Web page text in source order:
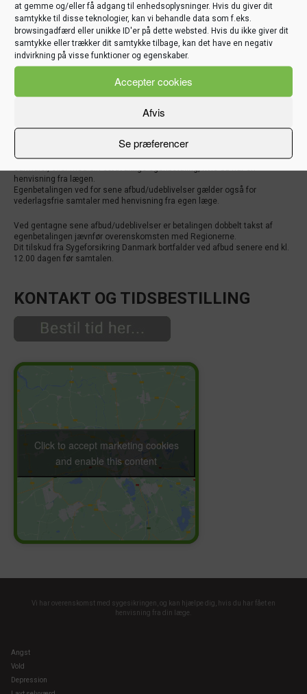
at gemme og/eller få adgang til enhedsoplysninger. Hvis du giver dit
samtykke til disse teknologier, kan vi behandle data som f.eks.
browsingadfærd eller unikke ID'er på dette websted. Hvis du ikke giver dit
samtykke eller trækker dit samtykke tilbage, kan det have en negativ
indvirkning på visse funktioner og egenskaber.
Accepter cookies
Afvis
Se præferencer
STIG JENSEN
Telefon: 4031 2042 – Email: stig@presentiapsykologerne.dk
AFTALE.
Afbud senere end dette takseres med fuld betaling for egenbetalte
samtaler, eller med din sædvanlige egenbetaling, hvis du har en
henvisning fra lægen.
Egenbetalingen ved for sene afbud/udeblivelser gælder også for
vederlagsfrie samtaler med henvisning fra egen læge.
Ved gentagne sene afbud/udeblivelser er betalingen dobbelt takst af
egenbetalingen jævnfør overenskomsten med Regionerne.
Dit tilskud fra Sygeforsikring Danmark bortfalder ved afbud senere end kl.
12.00 dagen før samtalen.
KONTAKT OG TIDSBESTILLING
Click to accept marketing cookies
and enable this content
Vi har overenskomst med sygesikringen, og kan hjælpe dig, hvis du har fået en
henvisning fra din læge.
Angst
Vold
Depression